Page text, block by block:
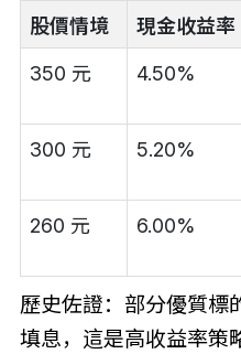
股價情境 現金收益率
350 元 4.50%
300 元 5.20%
260 元 6.00%
歷史佐證：部分優質標
填息，這是高收益率策